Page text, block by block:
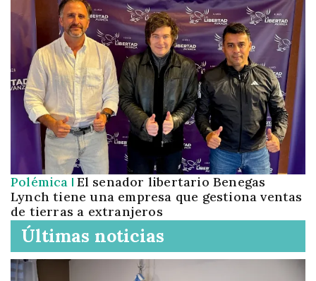
Polémica El senador libertario Benegas
Lynch tiene una empresa que gestiona ventas
de tierras a extranjeros
Últimas noticias